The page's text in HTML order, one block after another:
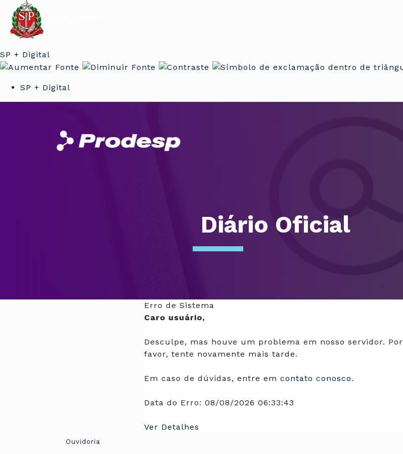
SP + Digital
SP + Digital
Diário Oficial
Erro de Sistema
Caro usuário,
Desculpe, mas houve um problema em nosso servidor. Por
favor, tente novamente mais tarde.
Em caso de dúvidas, entre em contato conosco.
Data do Erro: 08/08/2026 06:33:43
Ver Detalhes
Ouvidoria